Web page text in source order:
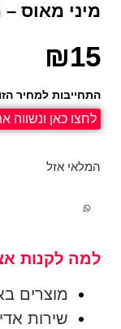
מיני מאוס –
₪15
התחייבות למחיר
לחצו כאן ונשווה
המלאי אזל
למה לקנות
מוצרים
שירות